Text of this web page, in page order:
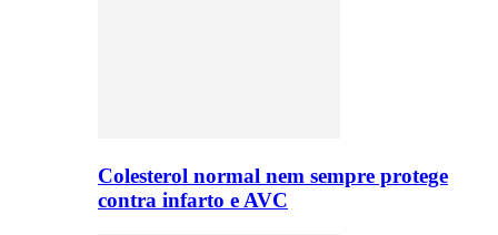
Colesterol normal nem sempre protege
contra infarto e AVC